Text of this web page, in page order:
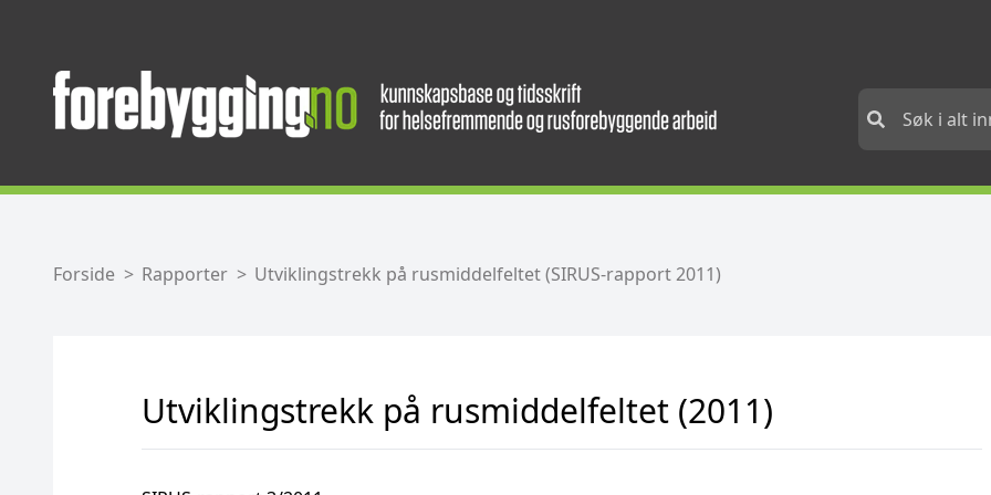
Forside Rapporter Utviklingstrekk på rusmiddelfeltet (SIRUS-rapport 2011)
Utviklingstrekk på rusmiddelfeltet (2011)